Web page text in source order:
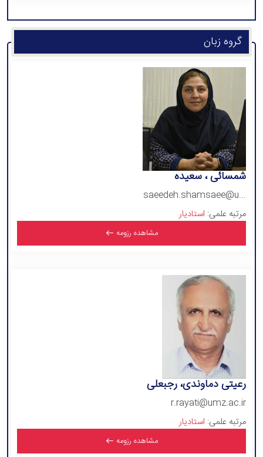
گروه زبان
شمسائی ، سعیده
saeedeh.shamsaee@u...
مرتبه علمی: استادیار
مشاهده رزومه
رعیتی دماوندی، رجبعلی
r.rayati@umz.ac.ir
مرتبه علمی: استادیار
مشاهده رزومه